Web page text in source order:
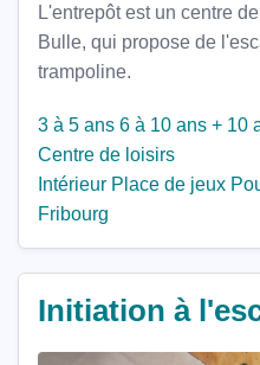
L'entrepôt est un centre
Bulle, qui propose de
trampoline.
3 à 5 ans 6 à 10 ans + 10
Centre de loisirs
Intérieur Place de jeux
Fribourg
Initiation à